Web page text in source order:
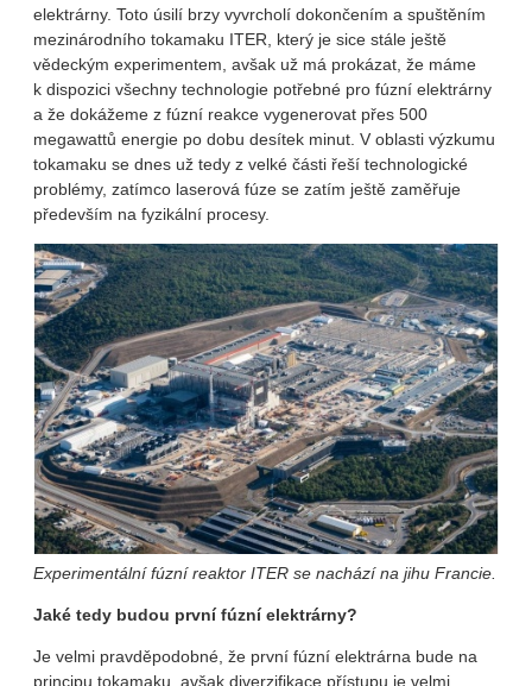
elektrárny. Toto úsilí brzy vyvrcholí dokončením a spuštěním
mezinárodního tokamaku ITER, který je sice stále ještě
vědeckým experimentem, avšak už má prokázat, že máme
k dispozici všechny technologie potřebné pro fúzní elektrárny
a že dokážeme z fúzní reakce vygenerovat přes 500
megawattů energie po dobu desítek minut. V oblasti výzkumu
tokamaku se dnes už tedy z velké části řeší technologické
problémy, zatímco laserová fúze se zatím ještě zaměřuje
především na fyzikální procesy.
Experimentální fúzní reaktor ITER se nachází na jihu Francie.
Jaké tedy budou první fúzní elektrárny?
Je velmi pravděpodobné, že první fúzní elektrárna bude na
principu tokamaku, avšak diverzifikace přístupu je velmi